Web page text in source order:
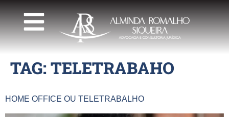
TAG:TELETRABAHO
HOME OFFICE OU TELETRABALHO